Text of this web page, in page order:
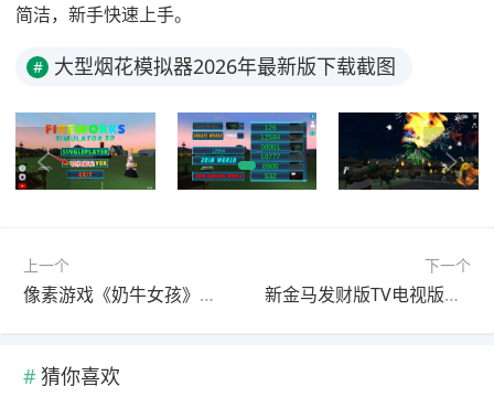
简洁，新手快速上手。
# 大型烟花模拟器2026年最新版下载截图
上一个
像素游戏《奶牛女孩》游戏下载
下一个
新金马发财版TV电视版下载2026
猜你喜欢